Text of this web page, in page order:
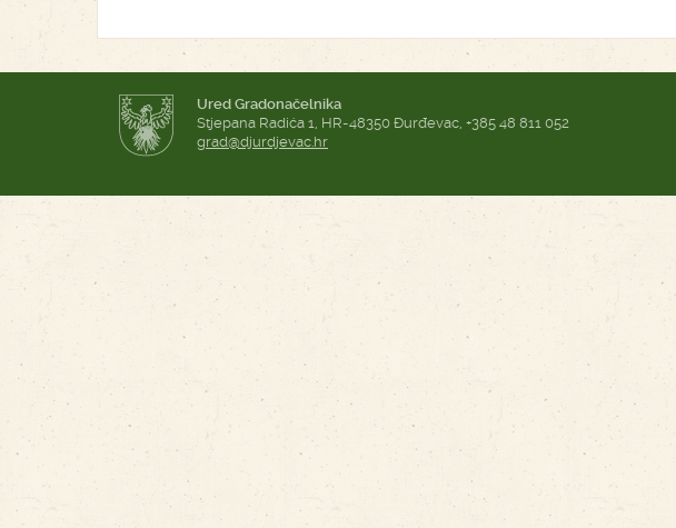
Ured Gradonačelnika
Stjepana Radića 1, HR-48350 Đurđevac, +385 48 811 052
grad@djurdjevac.hr